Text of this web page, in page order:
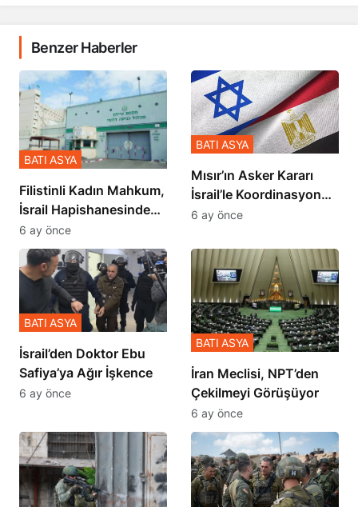
Benzer Haberler
Filistinli Kadın Mahkum,
İsrail Hapishanesindeki
Zulmü Anlattı
BATI ASYA
6 ay önce
Mısır’ın Asker Kararı
İsrail’le Koordinasyon
İçinde Gerçekleşmiş
BATI ASYA
6 ay önce
İsrail’den Doktor Ebu
Safiya’ya Ağır İşkence
BATI ASYA
6 ay önce
İran Meclisi, NPT’den
Çekilmeyi Görüşüyor
BATI ASYA
6 ay önce